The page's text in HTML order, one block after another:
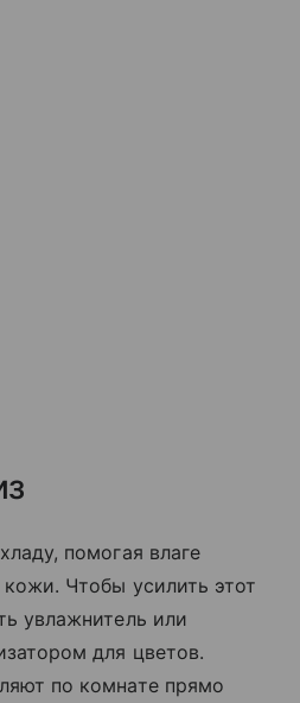
помогая влаге
Чтобы усилить этот
увлажнитель или
для цветов.
по комнате прямо